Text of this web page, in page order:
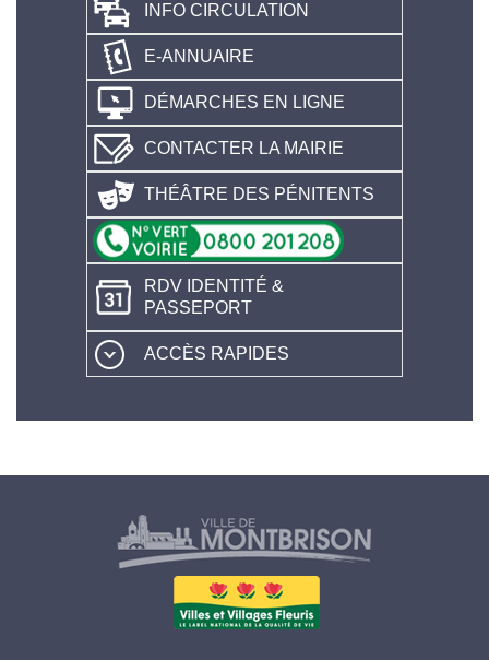
INFO CIRCULATION
E-ANNUAIRE
DÉMARCHES EN LIGNE
CONTACTER LA MAIRIE
THÉÂTRE DES PÉNITENTS
RDV IDENTITÉ &
PASSEPORT
ACCÈS RAPIDES